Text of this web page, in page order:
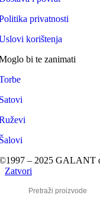
privatnosti
korištenja
bi te zanimati
– 2025 GALANT
Zatvori